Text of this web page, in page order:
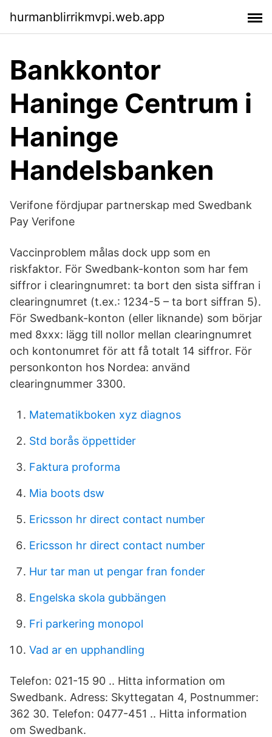
hurmanblirrikmvpi.web.app
Bankkontor
Haninge Centrum i
Haninge
Handelsbanken
Verifone fördjupar partnerskap med Swedbank
Pay Verifone
Vaccinproblem målas dock upp som en
riskfaktor. För Swedbank-konton som har fem
siffror i clearingnumret: ta bort den sista siffran i
clearingnumret (t.ex.: 1234-5 – ta bort siffran 5).
För Swedbank-konton (eller liknande) som börjar
med 8xxx: lägg till nollor mellan clearingnumret
och kontonumret för att få totalt 14 siffror. För
personkonton hos Nordea: använd
clearingnummer 3300.
Matematikboken xyz diagnos
Std borås öppettider
Faktura proforma
Mia boots dsw
Ericsson hr direct contact number
Ericsson hr direct contact number
Hur tar man ut pengar fran fonder
Engelska skola gubbängen
Fri parkering monopol
Vad ar en upphandling
Telefon: 021-15 90 .. Hitta information om
Swedbank. Adress: Skyttegatan 4, Postnummer:
362 30. Telefon: 0477-451 .. Hitta information
om Swedbank.